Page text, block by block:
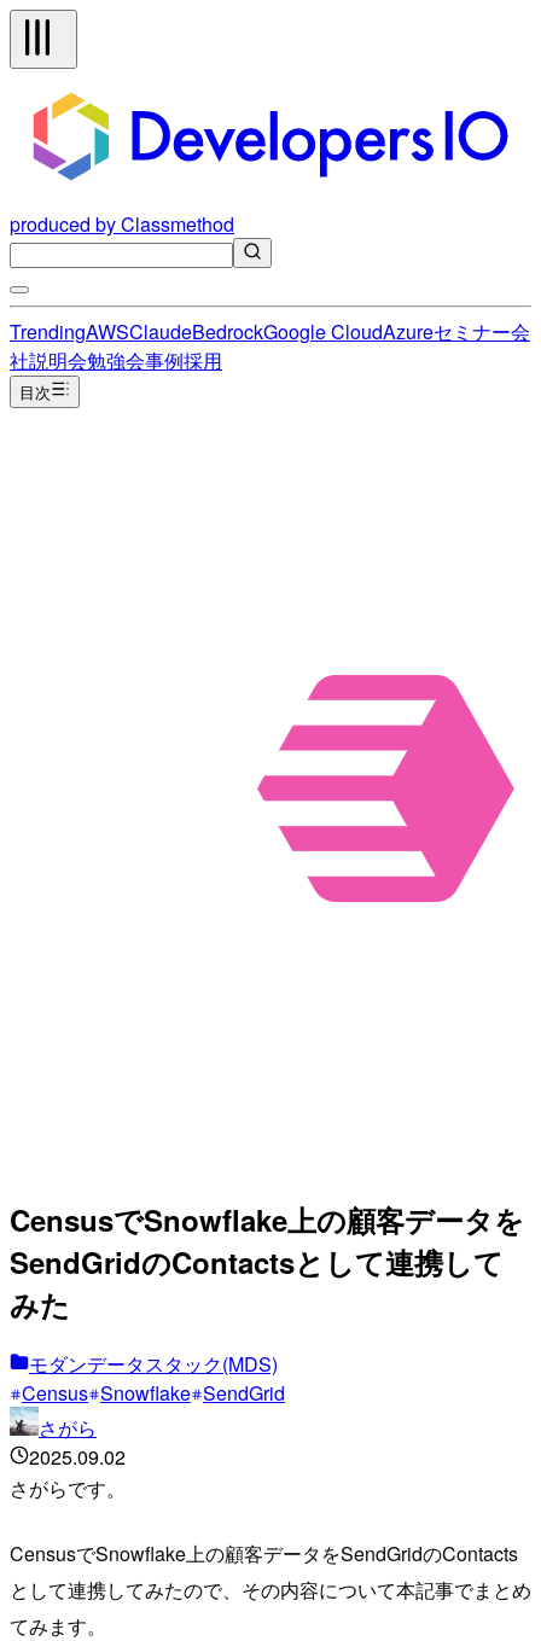
produced by Classmethod
TrendingAWSClaudeBedrockGoogle CloudAzureセミナー会
社説明会勉強会事例採用
目次
CensusでSnowflake上の顧客データを
SendGridのContactsとして連携して
みた
モダンデータスタック(MDS)
Census Snowflake SendGrid
さがら
2025.09.02
さがらです。
CensusでSnowflake上の顧客データをSendGridのContacts
として連携してみたので、その内容について本記事でまとめ
てみます。